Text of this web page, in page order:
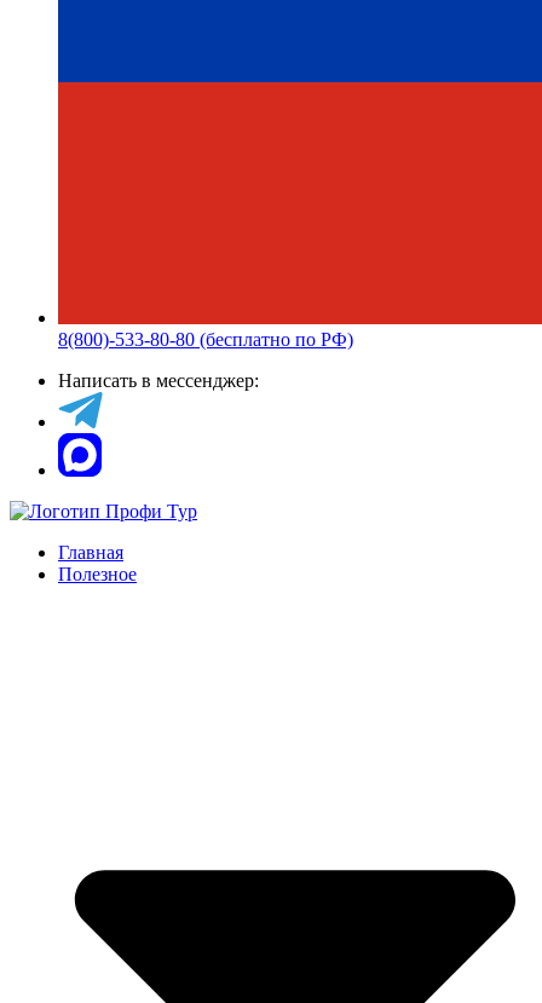
8(800)-533-80-80 (бесплатно по РФ)
Написать в мессенджер:
Главная
Полезное